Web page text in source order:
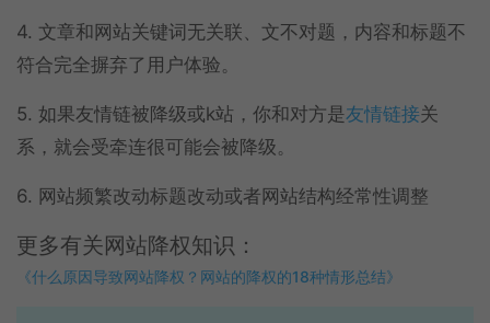
4. 文章和网站关键词无关联、文不对题，内容和标题不
符合完全摒弃了用户体验。
5. 如果友情链被降级或k站，你和对方是友情链接关
系，就会受牵连很可能会被降级。
6. 网站频繁改动标题改动或者网站结构经常性调整
更多有关网站降权知识：
《什么原因导致网站降权？网站的降权的18种情形总结》